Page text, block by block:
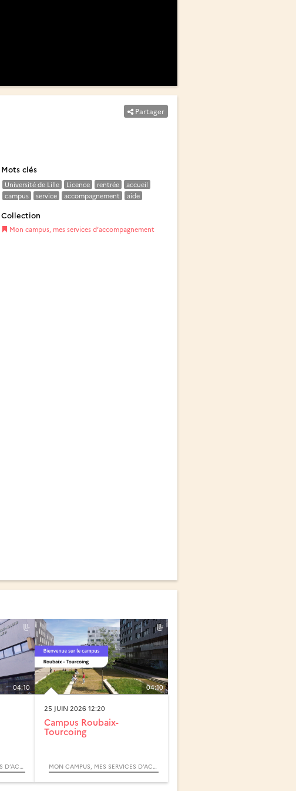
Partager
Mots clés
Université de Lille Licence rentrée
accueil
campus
service accompagnement aide
Collection
Mon campus, mes services d’accompagnement
04:10
MON CAMPUS, MES SERVICES D’ACCOMPAGNEMENT
04:10
25 JUIN 2026 12:20
Campus Roubaix-
Tourcoing
MON CAMPUS, MES SERVICES D’ACCOMPAGNEMENT